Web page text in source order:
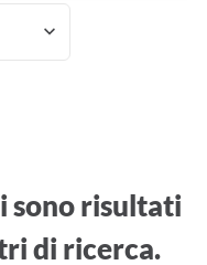
risultati
di ricerca.